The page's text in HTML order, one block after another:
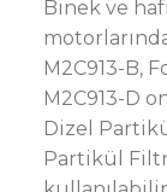
Binek ve
M2C913-B,
M2C913-D
Dizel
Partikül